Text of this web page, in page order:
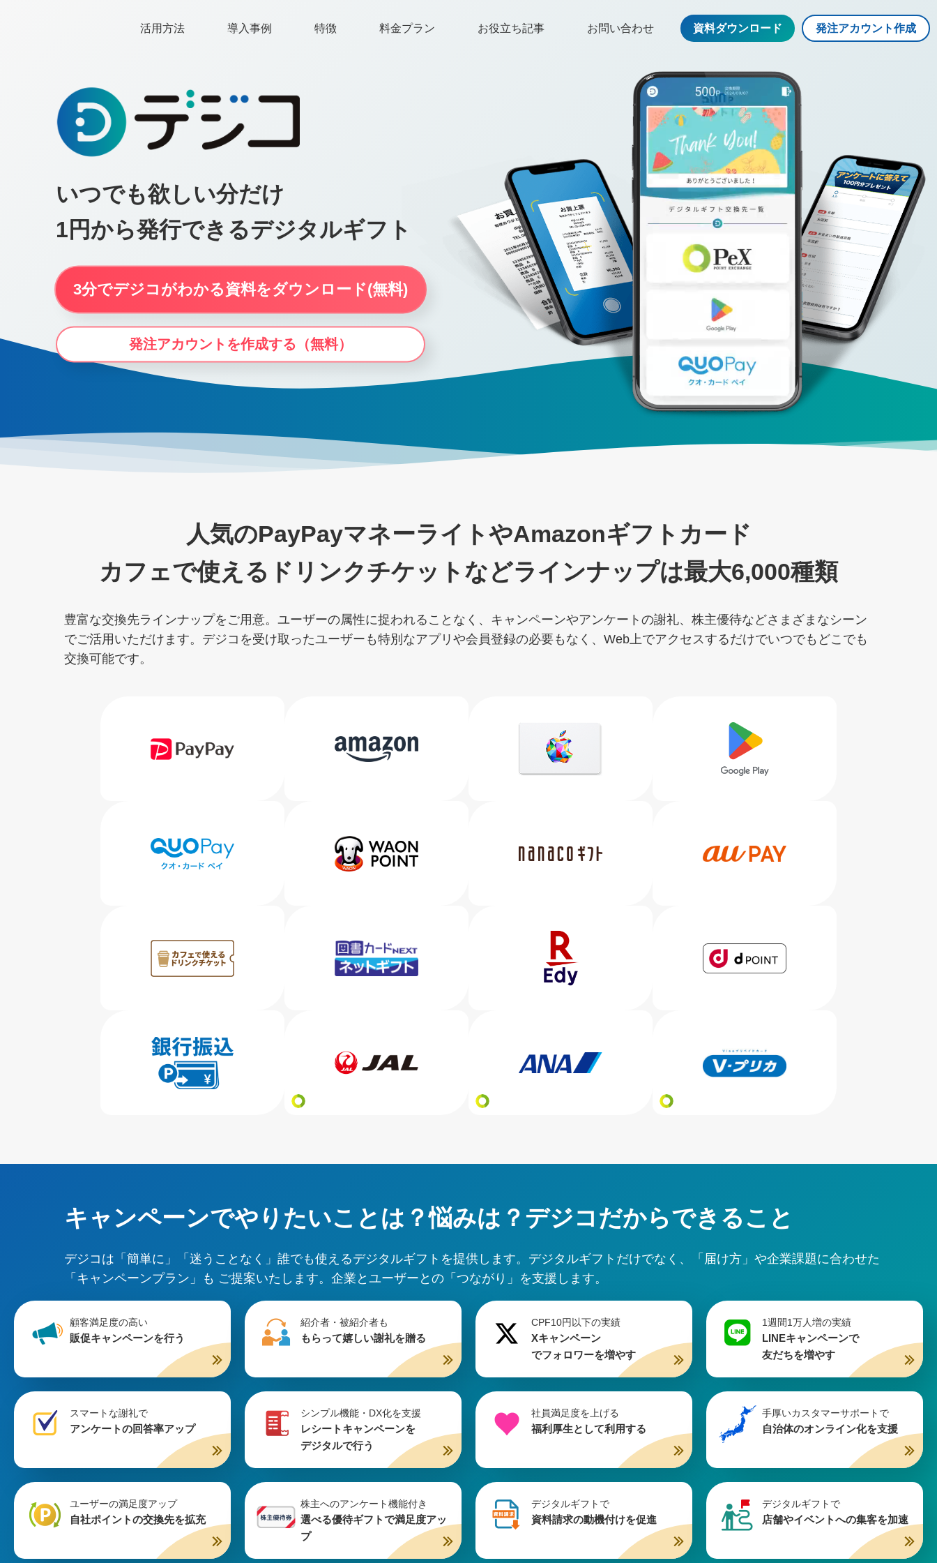
活用方法 導入事例 特徴 料金プラン お役立ち記事 お問い合わせ 資料ダウンロード 発注アカウント作成
いつでも欲しい分だけ
1円から発行できるデジタルギフト
3分でデジコがわかる資料をダウンロード(無料)
発注アカウントを作成する（無料）
人気のPayPayマネーライトやAmazonギフトカード
カフェで使えるドリンクチケットなどラインナップは最大6,000種類
豊富な交換先ラインナップをご用意。ユーザーの属性に捉われることなく、キャンペーンやアンケートの謝礼、株主優待などさまざまなシーン
でご活用いただけます。デジコを受け取ったユーザーも特別なアプリや会員登録の必要もなく、Web上でアクセスするだけでいつでもどこでも
交換可能です。
キャンペーンでやりたいことは？悩みは？デジコだからできること
デジコは「簡単に」「迷うことなく」誰でも使えるデジタルギフトを提供します。デジタルギフトだけでなく、「届け方」や企業課題に合わせた
「キャンペーンプラン」も ご提案いたします。企業とユーザーとの「つながり」を支援します。
顧客満足度の高い
販促キャンペーンを行う
紹介者・被紹介者も
もらって嬉しい謝礼を贈る
CPF10円以下の実績
Xキャンペーン
でフォロワーを増やす
1週間1万人増の実績
LINEキャンペーンで
友だちを増やす
スマートな謝礼で
アンケートの回答率アップ
シンプル機能・DX化を支援
レシートキャンペーンを
デジタルで行う
社員満足度を上げる
福利厚生として利用する
手厚いカスタマーサポートで
自治体のオンライン化を支援
ユーザーの満足度アップ
自社ポイントの交換先を拡充
株主へのアンケート機能付き
選べる優待ギフトで満足度アッ
プ
デジタルギフトで
資料請求の動機付けを促進
デジタルギフトで
店舗やイベントへの集客を加速